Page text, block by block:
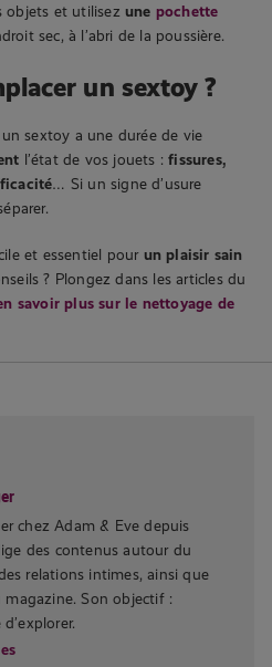
objets et utilisezune pochette
sec, à l’abri de la poussière.
un sextoy ?
sextoy a une durée de vie
l’état de vos jouets :fissures,
… Si un signe d’usure
et essentiel pour un plaisir sain
? Plongez dans les articles du
savoir plus sur le nettoyage de
chez Adam & Eve depuis
des contenus autour du
relations intimes, ainsi que
Son objectif :